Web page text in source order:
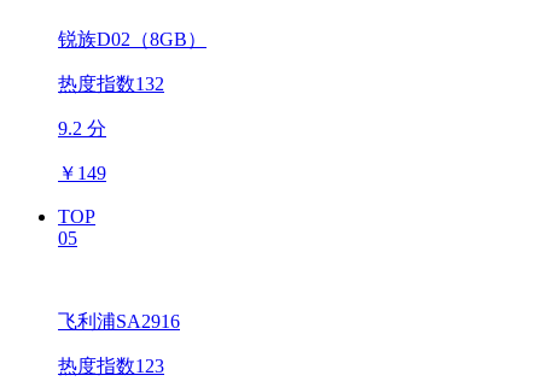
锐族D02（8GB）
热度指数132
9.2 分
￥ 149
TOP
05
飞利浦SA2916
热度指数123